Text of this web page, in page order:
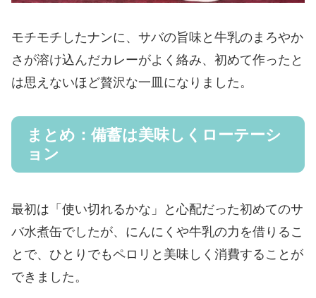
モチモチしたナンに、サバの旨味と牛乳のまろやか
さが溶け込んだカレーがよく絡み、初めて作ったと
は思えないほど贅沢な一皿になりました。
まとめ：備蓄は美味しくローテーシ
ョン
最初は「使い切れるかな」と心配だった初めてのサ
バ水煮缶でしたが、にんにくや牛乳の力を借りるこ
とで、ひとりでもペロリと美味しく消費することが
できました。